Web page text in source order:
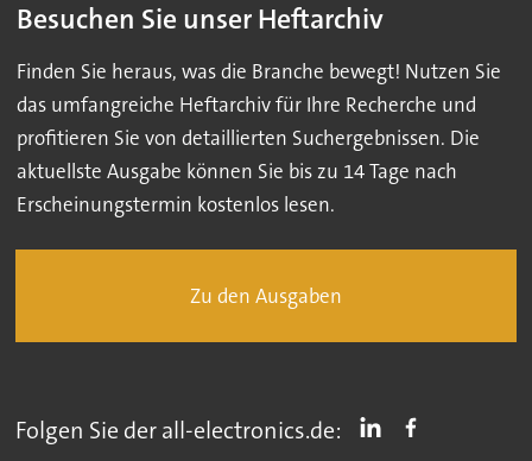
Besuchen Sie unser Heftarchiv
Finden Sie heraus, was die Branche bewegt! Nutzen Sie
das umfangreiche Heftarchiv für Ihre Recherche und
profitieren Sie von detaillierten Suchergebnissen. Die
aktuellste Ausgabe können Sie bis zu 14 Tage nach
Erscheinungstermin kostenlos lesen.
Zu den Ausgaben
Folgen Sie der all-electronics.de: